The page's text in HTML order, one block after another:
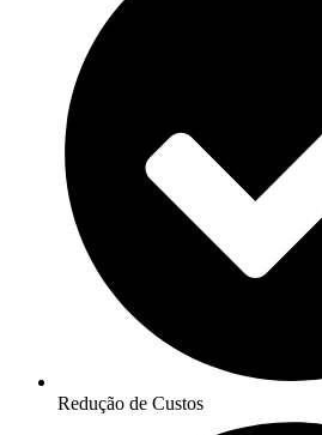
Redução de Custos